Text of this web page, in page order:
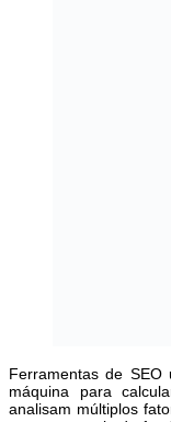
Ferramentas de SEO
máquina para
analisam múltiplos